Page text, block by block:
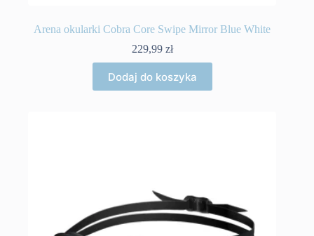
Arena okularki Cobra Core Swipe Mirror Blue White
229,99 zł
Dodaj do koszyka